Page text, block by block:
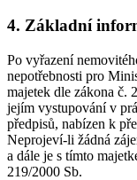
4. Základní
Po vyřazení
nepotřebnosti pro
majetek dle zákona č.
jejím vystupování v
předpisů, nabízen k
Neprojeví-li žádná
a dále je s tímto
219/2000 Sb.